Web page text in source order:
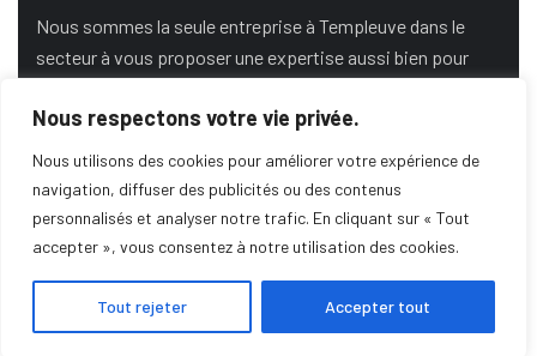
Nous respectons votre vie privée.
Nous utilisons des cookies pour améliorer votre expérience de
navigation, diffuser des publicités ou des contenus
personnalisés et analyser notre trafic. En cliquant sur « Tout
accepter », vous consentez à notre utilisation des cookies.
Tout rejeter Accepter tout
Nous sommes la seule entreprise à Templeuve dans le
secteur à vous proposer une expertise aussi bien pour
DEMANDE DE DEVIS